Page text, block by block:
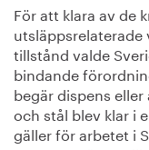
För att klara av de
tillstånd valde
bindande
begär dispens
och stål blev klar i
gäller för arbetet i